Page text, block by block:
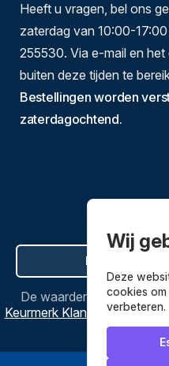
Heeft u vragen, bel ons
zaterdag van 10:00-
255530. Via e-mail en
buiten deze tijden te
Bestellingen worden
zaterdagochtend.
Hier de
De waardering van
Keurmerk Klantbeoordelingen
Wij
Deze
cookies
verbeteren.